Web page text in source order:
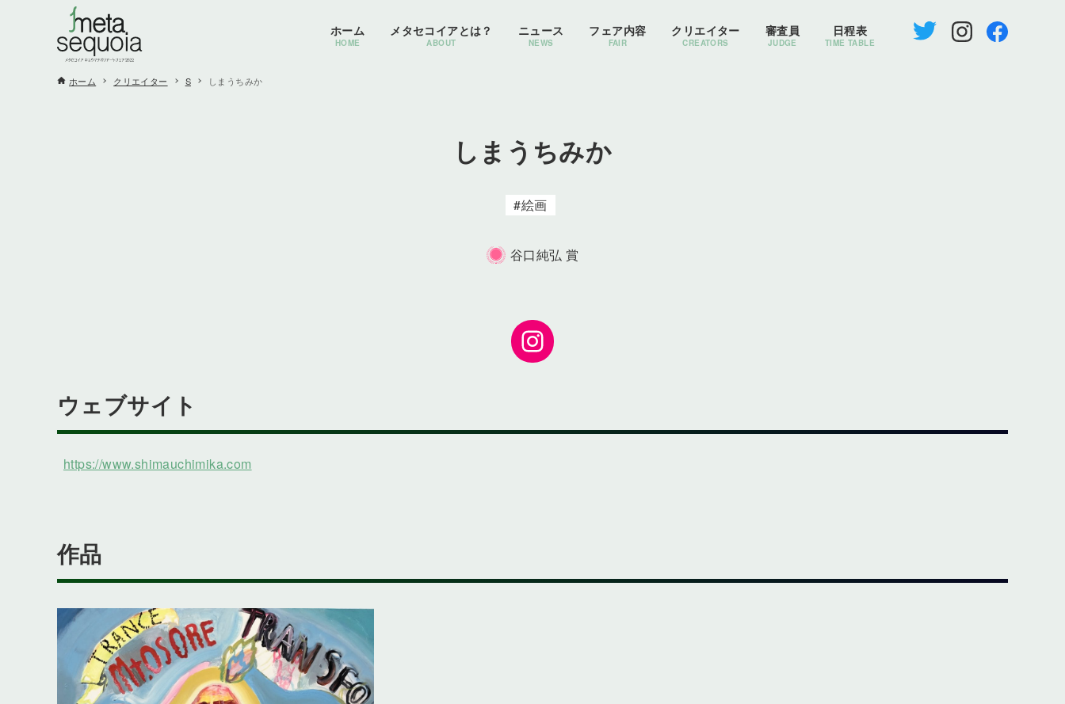
ホーム
HOME
メタセコイアとは？
ABOUT
ニュース
NEWS
フェア内容
FAIR
クリエイター
CREATORS
審査員
JUDGE
日程表
TIME TABLE
ホーム クリエイター S しまうちみか
しまうちみか
絵画
谷口純弘 賞
Instagram
ウェブサイト
https://www.shimauchimika.com
作品